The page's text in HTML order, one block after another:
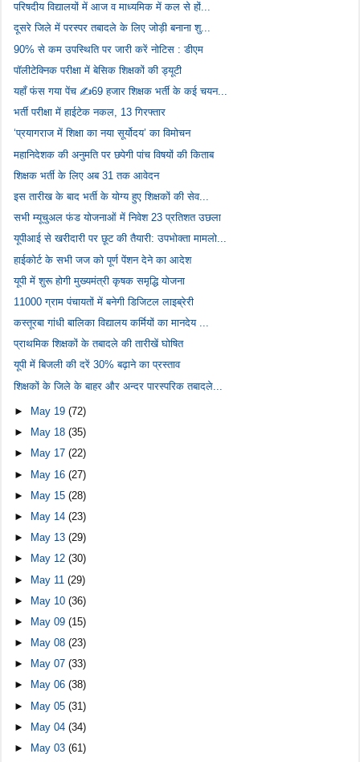
परिषदीय विद्यालयों में आज व माध्यमिक में कल से हों...
दूसरे जिले में परस्पर तबादले के लिए जोड़ी बनाना शु...
90% से कम उपस्थिति पर जारी करें नोटिस : डीएम
पॉलीटेक्निक परीक्षा में बेसिक शिक्षकों की ड्यूटी
यहाँ फंस गया पेंच ✍️69 हजार शिक्षक भर्ती के कई चयन...
भर्ती परीक्षा में हाईटेक नकल, 13 गिरफ्तार
‘प्रयागराज में शिक्षा का नया सूर्योदय’ का विमोचन
महानिदेशक की अनुमति पर छपेगी पांच विषयों की किताब
शिक्षक भर्ती के लिए अब 31 तक आवेदन
इस तारीख के बाद भर्ती के योग्य हुए शिक्षकों की सेव...
सभी म्यूचुअल फंड योजनाओं में निवेश 23 प्रतिशत उछला
यूपीआई से खरीदारी पर छूट की तैयारी: उपभोक्ता मामलो...
हाईकोर्ट के सभी जज को पूर्ण पेंशन देने का आदेश
यूपी में शुरू होगी मुख्यमंत्री कृषक समृद्धि योजना
11000 ग्राम पंचायतों में बनेगी डिजिटल लाइब्रेरी
कस्तूरबा गांधी बालिका विद्यालय कर्मियों का मानदेय ...
प्राथमिक शिक्षकों के तबादले की तारीखें घोषित
यूपी में बिजली की दरें 30% बढ़ाने का प्रस्ताव
शिक्षकों के जिले के बाहर और अन्दर पारस्परिक तबादले...
► May 19(72)
►
May 18(35)
►
May 17(22)
► May 16(27)
►
May 15(28)
►
May 14(23)
►
May 13(29)
►
May 12(30)
► May 11(29)
► May 10(36)
►
May 09(15)
►
May 08(23)
►
May 07(33)
►
May 06(38)
► May 05(31)
►
May 04(34)
►
May 03(61)